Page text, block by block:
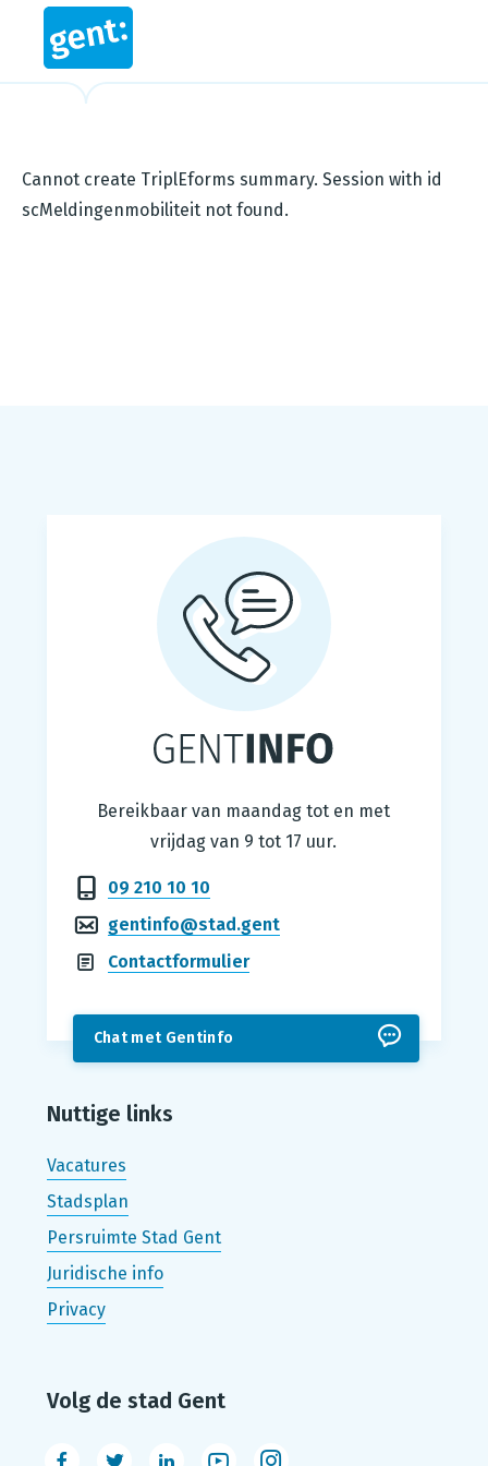
Cannot create TriplEforms summary. Session with id
scMeldingenmobiliteit not found.
Gentinfo
Bereikbaar van maandag tot en met
vrijdag van 9 tot 17 uur.
09 210 10 10
gentinfo@stad.gent
Contactformulier
Chat met Gentinfo
Nuttige links
Vacatures
Stadsplan
Persruimte Stad Gent
Juridische info
Privacy
Volg de stad Gent